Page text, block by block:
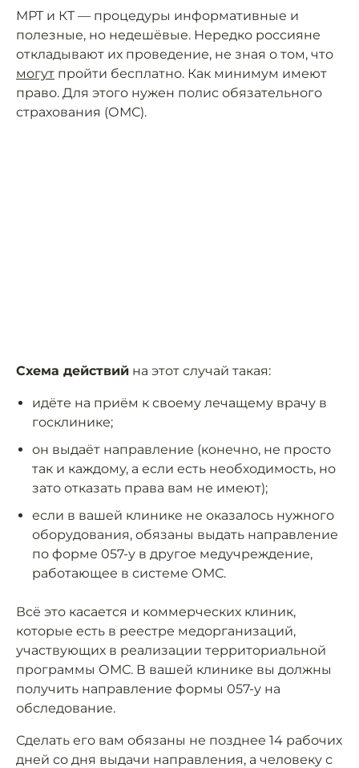
МРТ и КТ — процедуры информативные и
полезные, но недешёвые. Нередко россияне
откладывают их проведение, не зная о том, что
могут пройти бесплатно. Как минимум имеют
право. Для этого нужен полис обязательного
страхования (ОМС).
Схема действий на этот случай такая:
идёте на приём к своему лечащему врачу в
госклинике;
он выдаёт направление (конечно, не просто
так и каждому, а если есть необходимость, но
зато отказать права вам не имеют);
если в вашей клинике не оказалось нужного
оборудования, обязаны выдать направление
по форме 057-у в другое медучреждение,
работающее в системе ОМС.
Всё это касается и коммерческих клиник,
которые есть в реестре медорганизаций,
участвующих в реализации территориальной
программы ОМС. В вашей клинике вы должны
получить направление формы 057-у на
обследование.
Сделать его вам обязаны не позднее 14 рабочих
дней со дня выдачи направления, а человеку с